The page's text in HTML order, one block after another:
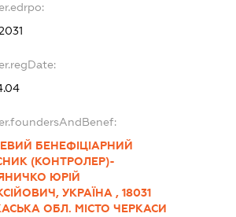
БЕНЕФІЦІАРНИЙ
(КОНТРОЛЕР)-
ЮРІЙ
УКРАЇНА , 18031
ОБЛ. МІСТО ЧЕРКАСИ